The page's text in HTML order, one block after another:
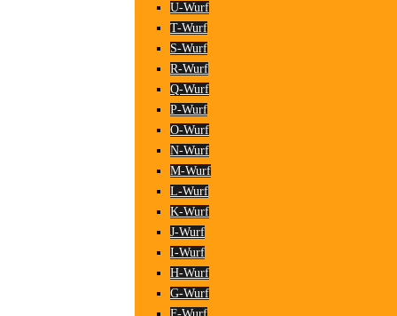
U-Wurf
T-Wurf
S-Wurf
R-Wurf
Q-Wurf
P-Wurf
O-Wurf
N-Wurf
M-Wurf
L-Wurf
K-Wurf
J-Wurf
I-Wurf
H-Wurf
G-Wurf